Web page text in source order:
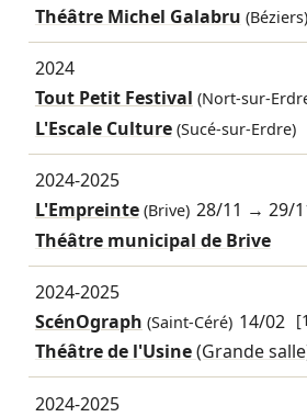
Théâtre Michel Galabru (Béziers)
2024
Tout Petit Festival (Nort-sur-
L'Escale Culture (Sucé-sur-Erdre)
2024-2025
L'Empreinte(Brive) 28/11 →29/
Théâtre municipal de Brive
2024-2025
ScénOgraph (Saint-Céré) 14/02
Théâtre de l'Usine(Grande
2024-2025